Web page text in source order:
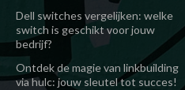
Dell switches vergelijken: welke
switch is geschikt voor jouw
bedrijf?
Ontdek de magie van linkbuilding
via hulc: jouw sleutel tot succes!